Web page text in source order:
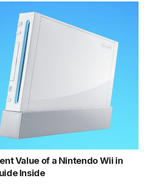
Value of a Nintendo Wii in
Inside